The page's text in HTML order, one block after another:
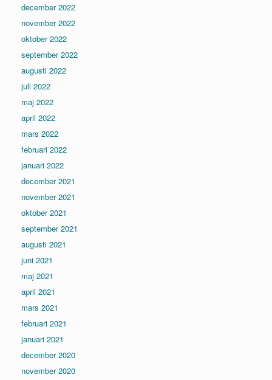
december 2022
november 2022
oktober 2022
september 2022
augusti 2022
juli 2022
maj 2022
april 2022
mars 2022
februari 2022
januari 2022
december 2021
november 2021
oktober 2021
september 2021
augusti 2021
juni 2021
maj 2021
april 2021
mars 2021
februari 2021
januari 2021
december 2020
november 2020